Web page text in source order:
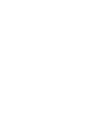
Filialen betreibt die
Insgesamt
sowie über
und institutionelle
der Welt
Bruttoerträge